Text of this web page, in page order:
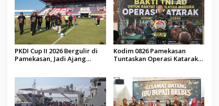
PKDI Cup II 2026 Bergulir di
Pamekasan, Jadi Ajang
Kodim 0826 Pamekasan
Tuntaskan Operasi Katarak